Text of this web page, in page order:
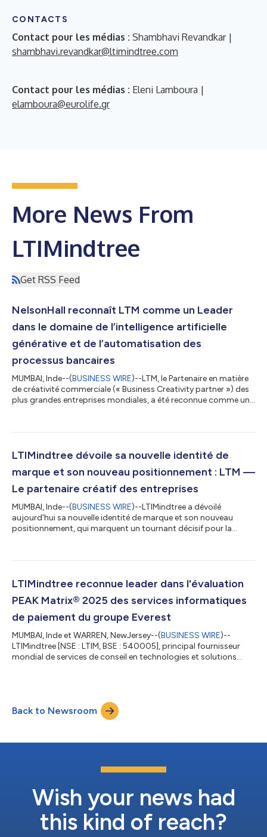
CONTACTS
Contact pour les médias : Shambhavi Revandkar |
shambhavi.revandkar@ltimindtree.com
Contact pour les médias : Eleni Lamboura |
elamboura@eurolife.gr
More News From
LTIMindtree
Get RSS Feed
NelsonHall reconnaît LTM comme un Leader
dans le domaine de l’intelligence artificielle
générative et de l’automatisation des
processus bancaires
MUMBAI, Inde--(BUSINESS WIRE)--LTM, le Partenaire en matière
de créativité commerciale (« Business Creativity partner ») des
plus grandes entreprises mondiales, a été reconnue comme un
l’automatisation des processus dans le secteur bancaire. Dans
distinguent de leurs pairs par leur capacité à offrir des
LTIMindtree dévoile sa nouvelle identité de
marque et son nouveau positionnement : LTM —
Le partenaire créatif des entreprises
MUMBAI, Inde--(BUSINESS WIRE)--LTIMindtree a dévoilé
aujourd'hui sa nouvelle identité de marque et son nouveau
positionnement, qui marquent un tournant décisif pour la
Limited », sous réserve de l'accord des actionnaires et des
positionnement en tant que partenaire créatif des entreprises
LTIMindtree reconnue leader dans l'évaluation
PEAK Matrix® 2025 des services informatiques
de paiement du groupe Everest
MUMBAI, Inde et WARREN, NewJersey--(BUSINESS WIRE)--
LTIMindtree [NSE : LTIM, BSE : 540005], principal fournisseur
mondial de services de conseil en technologies et solutions
stratégique en matière de transformation, alliant
modernisation à grande échelle, alliances de plateformes et
innovation dans le domaine des actifs nu...
Back to Newsroom
Wish your news had
this kind of reach?